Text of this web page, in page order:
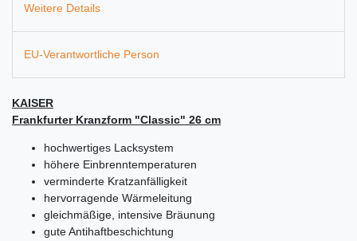
Weitere Details
EU-Verantwortliche Person
KAISER
Frankfurter Kranzform "Classic" 26 cm
hochwertiges Lacksystem
höhere Einbrenntemperaturen
verminderte Kratzanfälligkeit
hervorragende Wärmeleitung
gleichmäßige, intensive Bräunung
gute Antihaftbeschichtung